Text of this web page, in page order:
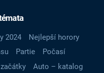
2024
Nejlepší horory
Partie
Počasí
Auto – katalog